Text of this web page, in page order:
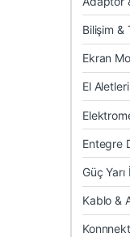
Bilişim &
Ekran
El Aletleri
Entegre
Güç
Kablo &